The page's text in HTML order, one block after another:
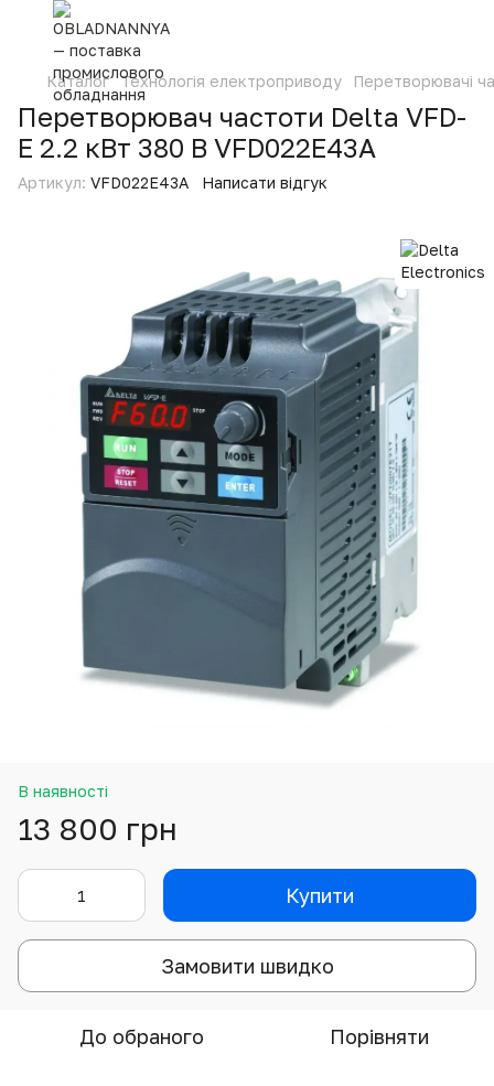
Каталог Технологія електроприводу Перетворювачі
Перетворювач частоти Delta VFD-
E 2.2 кВт 380 В VFD022E43A
Артикул: VFD022E43A Написати відгук
В наявності
13 800 грн
Купити
Замовити швидко
До обраного Порівняти